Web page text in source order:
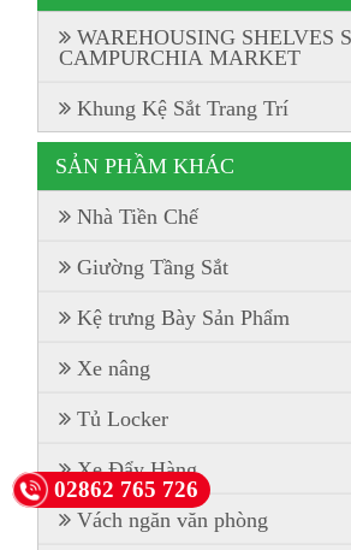
WAREHOUSING SHELVES
CAMPURCHIA MARKET
Khung Kệ Sắt Trang Trí
SẢN PHẦM KHÁC
Nhà Tiền Chế
Giường Tầng Sắt
Kệ trưng Bày Sản Phẩm
Xe nâng
Tủ Locker
Xe Đẩy Hàng
Vách ngăn văn phòng
02862 765 726